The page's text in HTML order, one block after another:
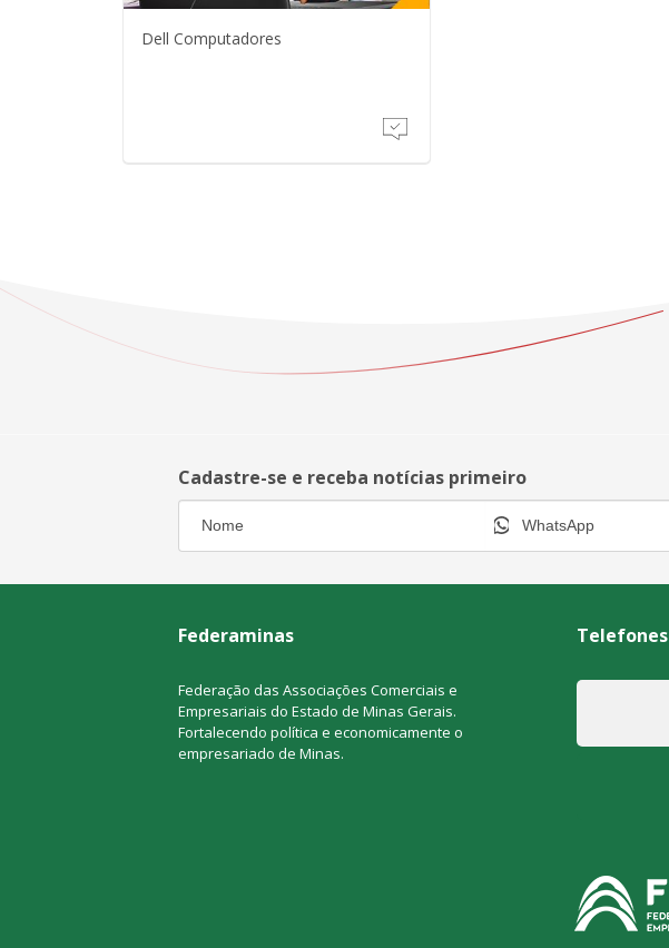
Dell Computadores
Cadastre-se e receba notícias primeiro
Federaminas
Federação das Associações Comerciais e
Empresariais do Estado de Minas Gerais.
Fortalecendo política e economicamente o
empresariado de Minas.
Telefones